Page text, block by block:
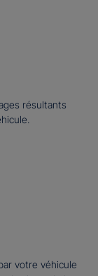
résultants
votre véhicule